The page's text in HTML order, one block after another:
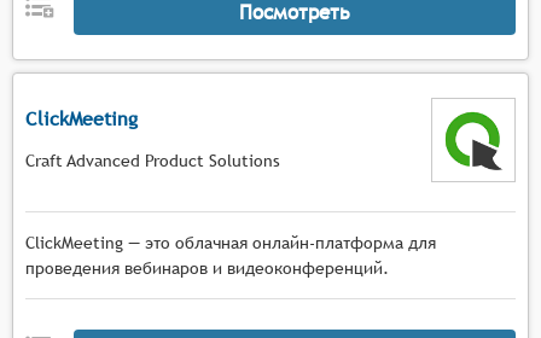
Посмотреть
ClickMeeting
Craft Advanced Product Solutions
ClickMeeting — это облачная онлайн-платформа для
проведения вебинаров и видеоконференций.